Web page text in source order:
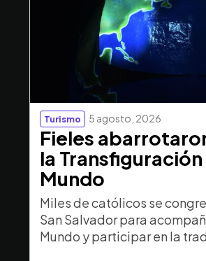
Turismo 5 agosto, 2026
Fieles
la
Mundo
Miles de católicos se
San Salvador para
Mundo y participar en la